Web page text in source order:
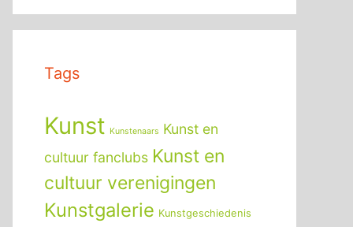
Tags
Kunst Kunstenaars Kunst en
cultuur fanclubs Kunst en
cultuur verenigingen
Kunstgalerie Kunstgeschiedenis